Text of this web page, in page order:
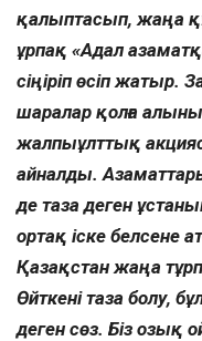
қалыптасып, жаңа
ұрпақ «Адал
сіңіріп өсіп жатыр.
шаралар қолға
жалпыұлттық
айналды.
де таза деген
ортақ іске белсене
Қазақстан жаңа
Өйткені таза болу,
деген сөз. Біз